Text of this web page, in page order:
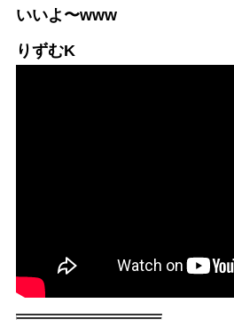
いいよ〜www
りずむK